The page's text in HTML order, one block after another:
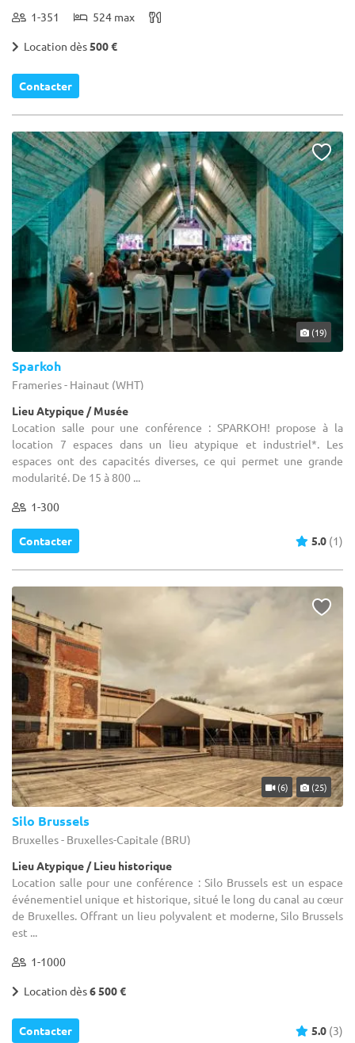
1-351 524 max
Location dès500 €
Contacter
(19)
Sparkoh
Frameries - Hainaut (WHT)
Lieu Atypique / Musée
Location salle pour une conférence : SPARKOH! propose à la
location 7 espaces dans un lieu atypique et industriel*. Les
espaces ont des capacités diverses, ce qui permet une grande
modularité. De 15 à 800 ...
1-300
Contacter 5.0 (1)
(6) (25)
Silo Brussels
Bruxelles - Bruxelles-Capitale (BRU)
Lieu Atypique / Lieu historique
Location salle pour une conférence : Silo Brussels est un espace
événementiel unique et historique, situé le long du canal au cœur
de Bruxelles. Offrant un lieu polyvalent et moderne, Silo Brussels
est ...
1-1000
Location dès6 500 €
Contacter 5.0 (3)